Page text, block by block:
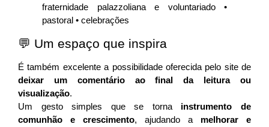
fraternidade palazzoliana e voluntariado •
pastoral • celebrações
💬 Um espaço que inspira
É também excelente a possibilidade oferecida pelo site de
deixar um comentário ao final da leitura ou
visualização.
Um gesto simples que se torna instrumento de
comunhão e crescimento, ajudando a melhorar e